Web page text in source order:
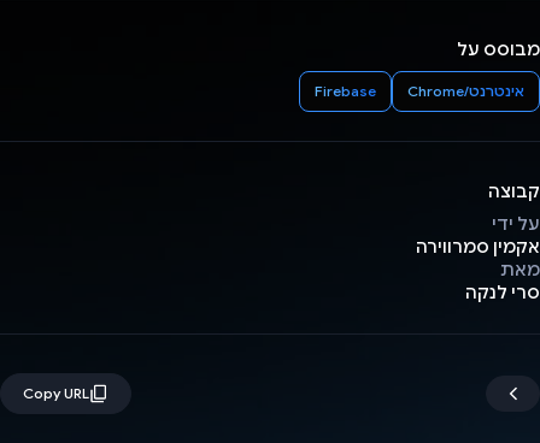
מבוסס על
אינטרנט/Chrome Firebase
קבוצה
על ידי
אקמין סמרווירה
מאת
סרי לנקה